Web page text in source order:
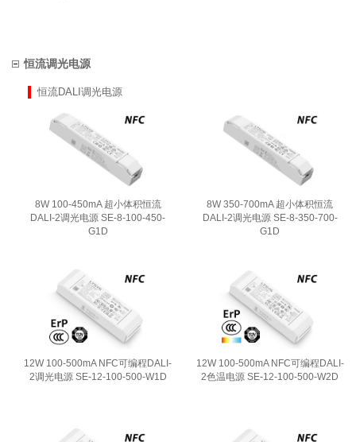
恒流调光电源
恒流DALI调光电源
8W 100-450mA 超小体积恒流
DALI-2调光电源 SE-8-100-450-
G1D
8W 350-700mA 超小体积恒流
DALI-2调光电源 SE-8-350-700-
G1D
12W 100-500mA NFC可编程DALI-
2调光电源 SE-12-100-500-W1D
12W 100-500mA NFC可编程DALI-
2色温电源 SE-12-100-500-W2D